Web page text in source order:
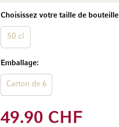
Choisissez votre taille de bouteille
50 cl
Emballage
Carton de 6
49.90 CHF